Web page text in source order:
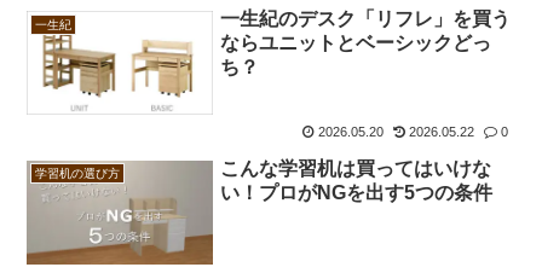
一生紀
一生紀のデスク「リフレ」を買う
ならユニットとベーシックどっ
ち？
2026.05.20 2026.05.22 0
学習机の選び方
こんな学習机は買ってはいけな
い！プロがNGを出す5つの条件